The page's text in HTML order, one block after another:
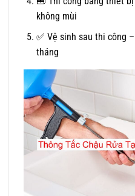
không mùi
✅ Vệ sinh sau thi công
tháng